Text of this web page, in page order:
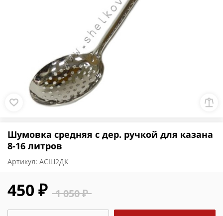
Шумовка средняя с дер. ручкой для казана
8-16 литров
Артикул: АСШ2ДК
1 050 ₽
450 ₽